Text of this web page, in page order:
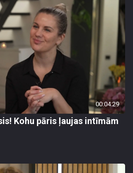
00:04:29
Kohu pāris ļaujas intīmām